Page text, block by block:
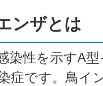
ンザとは
染性を示すA
症です。鳥イ